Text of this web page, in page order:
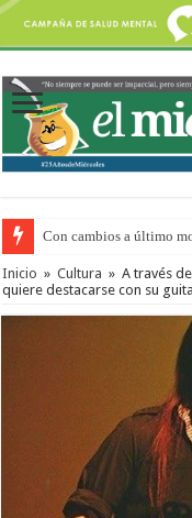
Con cambios a último
Adopción en Entre
Inicio » Cultura » A través
quiere destacarse con su